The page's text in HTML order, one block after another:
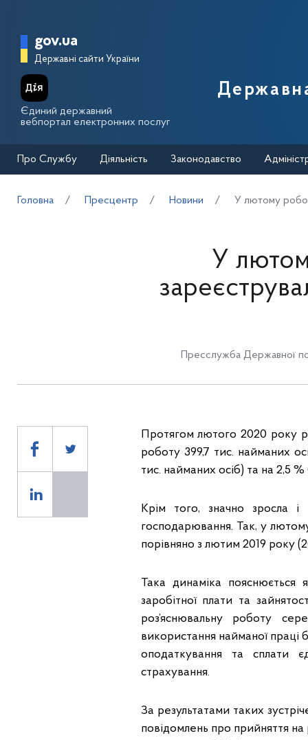
Головна сторінка Державної
gov.ua
Державні сайти України
Єдиний державний
вебпортал електронних послуг
Про Службу Діяльність Законодавство
Головна Пресцентр Новини У лютому
У
Пресслужба Державної
Протягом лютого 2020 року
роботу 399,7 тис. найманих
тис. найманих осіб) та на 2,5 %
Крім того, значно зросла і
господарювання. Так, у
порівняно з лютим 2019 року
Така динаміка пояснюється
заробітної плати та
роз’яснювальну роботу
використання найманої праці
оподаткування та сплати
страхування.
За результатами таких
повідомлень про прийняття